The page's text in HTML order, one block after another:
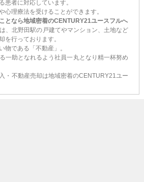
患者に対応しています。
心理療法を受けることができます。
となら地域密着のCENTURY21ユースフルへ
、北野田駅の戸建てやマンション、土地など
を行っております。
物である「不動産」。
一助となれるよう社員一丸となり精一杯努め
・不動産売却は地域密着のCENTURY21ユー